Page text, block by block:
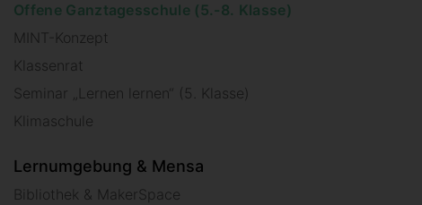
Offene Ganztagesschule (5.-8. Klasse)
MINT-Konzept
Klassenrat
Seminar „Lernen lernen“ (5. Klasse)
Klimaschule
Lernumgebung & Mensa
Bibliothek & MakerSpace